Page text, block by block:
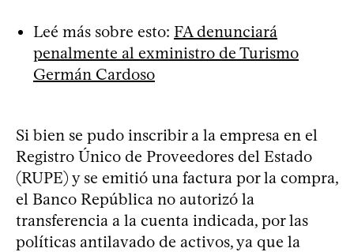
Leé más sobre esto: FA denunciará
penalmente al exministro de Turismo
Germán Cardoso
Si bien se pudo inscribir a la empresa en el
Registro Único de Proveedores del Estado
(RUPE) y se emitió una factura por la compra,
el Banco República no autorizó la
transferencia a la cuenta indicada, por las
políticas antilavado de activos, ya que la